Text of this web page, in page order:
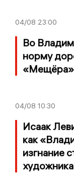
04/08 23:00
Во
норму
«Мещёра»
04/08 10:30
Исаак
как
изгнание
художника